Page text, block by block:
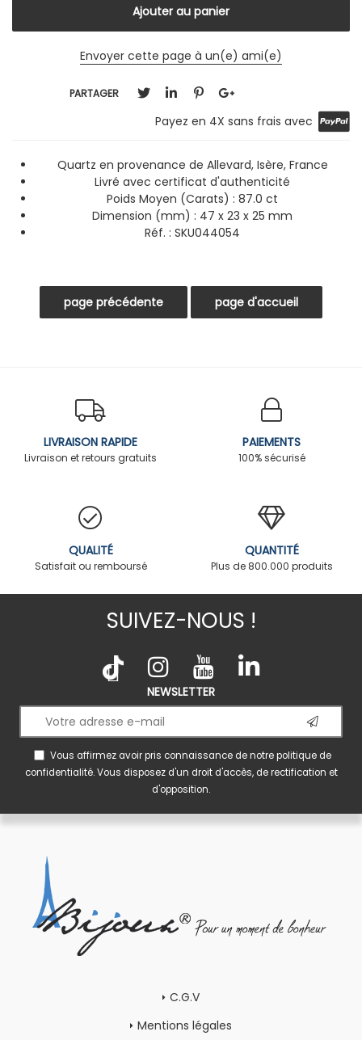
Envoyer cette page à un(e) ami(e)
PARTAGER
Payez en 4X sans frais avec
Quartz en provenance de Allevard, Isère, France
Livré avec certificat d'authenticité
Poids Moyen (Carats) : 87.0 ct
Dimension (mm) : 47 x 23 x 25 mm
Réf. : SKU044054
LIVRAISON RAPIDE
Livraison et retours gratuits
PAIEMENTS
100% sécurisé
QUALITÉ
Satisfait ou remboursé
QUANTITÉ
Plus de 800.000 produits
SUIVEZ-NOUS !
NEWSLETTER
Vous affirmez avoir pris connaissance de notrepolitique de
confidentialité. Vous disposez d'un droit d'accès, de rectification et
d'opposition.
C.G.V
Mentions légales